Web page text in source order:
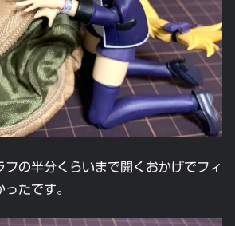
フの半分くらいまで開くおかげでフィ
たです。